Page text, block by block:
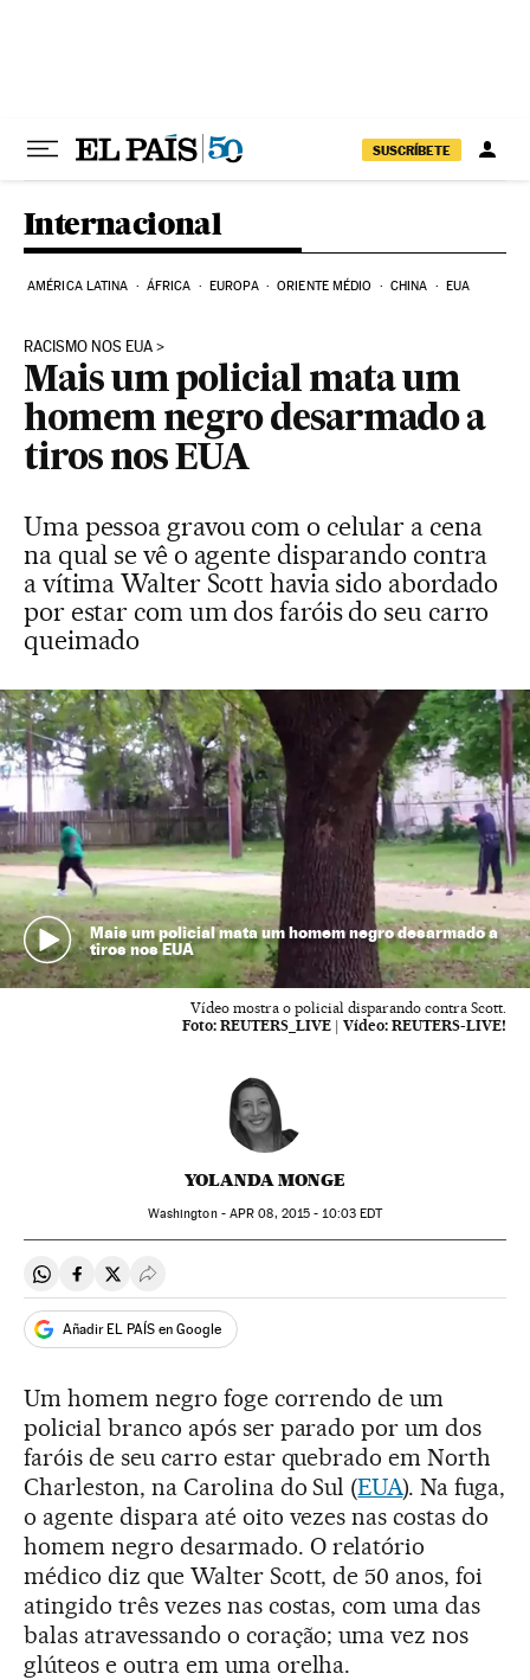
SUSCRÍBETE
Internacional
AMÉRICA LATINA ÁFRICA EUROPA ORIENTE MÉDIO CHINA EUA
RACISMO NOS EUA
Mais um policial mata um
homem negro desarmado a
tiros nos EUA
Uma pessoa gravou com o celular a cena
na qual se vê o agente disparando contra
a vítima Walter Scott havia sido abordado
por estar com um dos faróis do seu carro
queimado
Mais um policial mata um homem negro desarmado a
tiros nos EUA
Vídeo mostra o policial disparando contra Scott.
Foto: REUTERS_LIVE | Vídeo: REUTERS-LIVE!
YOLANDA MONGE
Washington - APR 08, 2015 - 10:03EDT
Compartir en Whatsapp
Compartir en Facebook
Compartir en Twitter
Desplegar Redes Sociales
Añadir EL PAÍS en Google
Um homem negro foge correndo de um
policial branco após ser parado por um dos
faróis de seu carro estar quebrado em North
Charleston, na Carolina do Sul (EUA). Na fuga,
o agente dispara até oito vezes nas costas do
homem negro desarmado. O relatório
médico diz que Walter Scott, de 50 anos, foi
atingido três vezes nas costas, com uma das
balas atravessando o coração; uma vez nos
glúteos e outra em uma orelha.